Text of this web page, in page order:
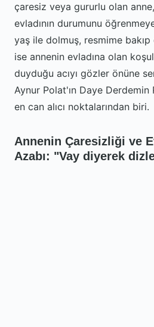
çaresiz veya gururlu olan anne,
evladının durumunu
yaş ile dolmuş, resmime
ise annenin evladına olan
duyduğu acıyı gözler önüne
Aynur Polat'ın Daye Derdemin
en can alıcı noktalarından biri.
Annenin Çaresizliği ve
Azabı: "Vay diyerek